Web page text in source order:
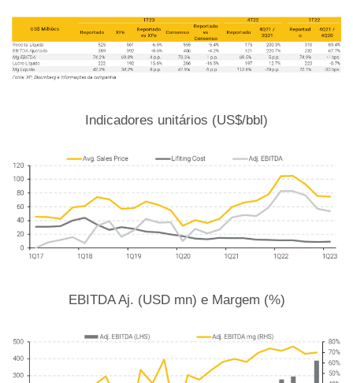
Indicadores unitários (US$/bbl)
EBITDA Aj. (USD mn) e Margem (%)